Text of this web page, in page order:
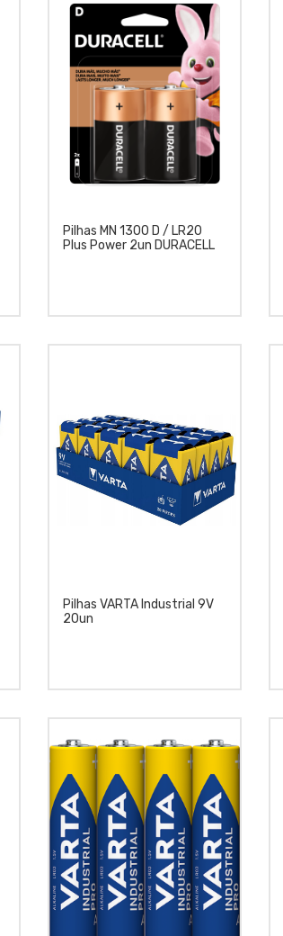
Pilhas MN 1300 D / LR20
Plus Power 2un DURACELL
Pilhas VARTA Industrial 9V
20un